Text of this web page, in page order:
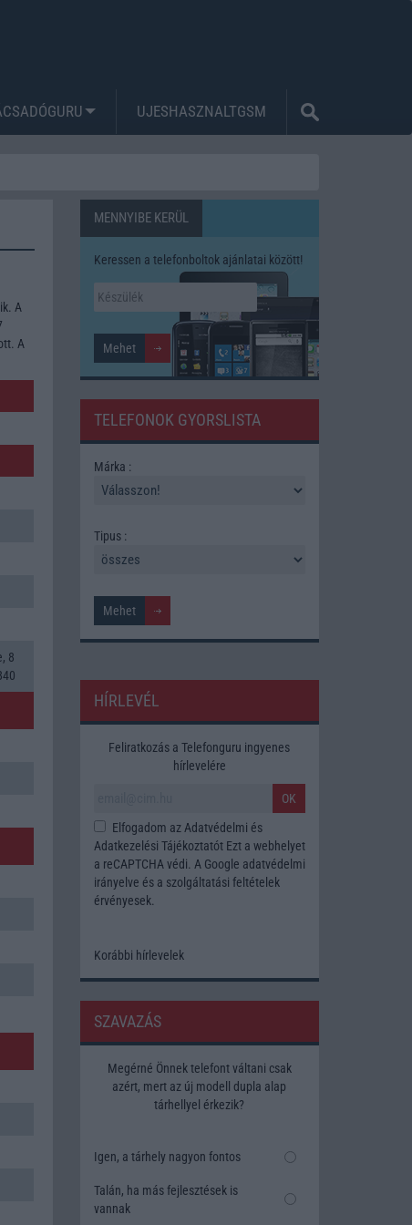
UJESHASZNALTGSM
A
A
8
MENNYIBE KERÜL
Keressen a telefonboltok ajánlatai között!
TELEFONOK GYORSLISTA
Márka :
Tipus :
HÍRLEVÉL
Feliratkozás a Telefonguru ingyenes
hírlevelére
OK
Elfogadom az Adatvédelmi és
Adatkezelési TájékoztatótEzt a webhelyet
a reCAPTCHA védi. A Google adatvédelmi
irányelve és a szolgáltatási feltételek
érvényesek.
Korábbi hírlevelek
SZAVAZÁS
Megérné Önnek telefont váltani csak
azért, mert az új modell dupla alap
tárhellyel érkezik?
Igen, a tárhely nagyon fontos
Talán, ha más fejlesztések is
vannak